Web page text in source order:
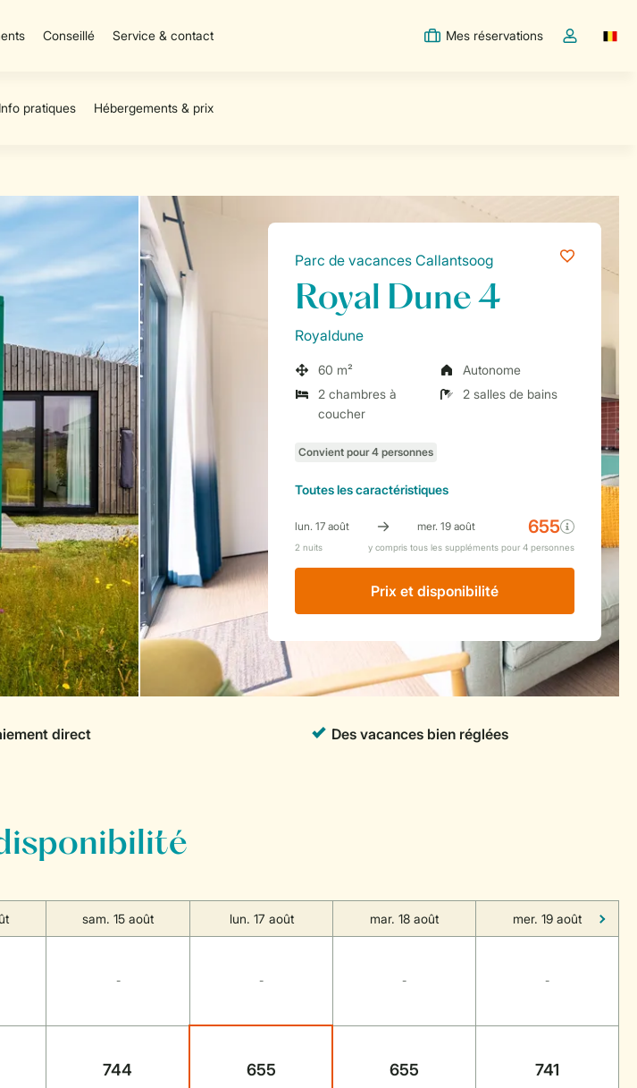
Conseillé Service & contact Mes réservations
Toggle the
Parc de vacances Callantsoog
Royal Dune 4
Royaldune
60 m²
Autonome
2 chambres à
coucher
2 salles de bains
Toutesles caractéristiques
Prix ​​et disponibilité
sam. 15 août lun. 17 août mar. 18 août mer. 19 août
- - - -
744 655 655 741